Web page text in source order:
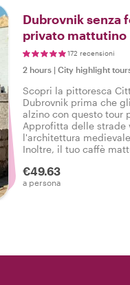
Dubrovnik senza
privato mattutino
172 recensioni
2 hours | City highlight
Scopri la pittoresca
Dubrovnik prima che
alzino con questo tour
Approfitta delle strade
l'architettura
Inoltre, il tuo caffè
€49.63
a persona